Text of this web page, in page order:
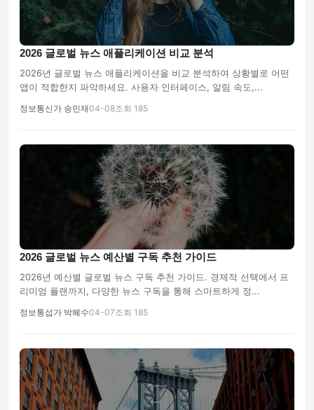
2026 글로벌 뉴스 애플리케이션 비교 분석
2026년 글로벌 뉴스 애플리케이션을 비교 분석하여 상황별로 어떤
앱이 적합한지 파악하세요. 사용자 인터페이스, 알림 속도,...
정보통신가 송민재04-08조회 185
2026 글로벌 뉴스 예산별 구독 추천 가이드
2026년 예산별 글로벌 뉴스 구독 추천 가이드. 경제적 선택에서 프
리미엄 플랜까지, 다양한 뉴스 구독을 통해 스마트하게 정...
정보통섭가 박혜수04-07조회 185